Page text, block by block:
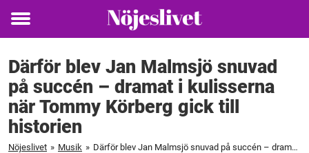
Toggle
Därför blev Jan Malmsjö snuvad
på succén – dramat i kulisserna
när Tommy Körberg gick till
historien
Nöjeslivet » Musik » Därför blev Jan Malmsjö snuvad på succén – dramat i kulisserna när Tommy Körberg gick till historien